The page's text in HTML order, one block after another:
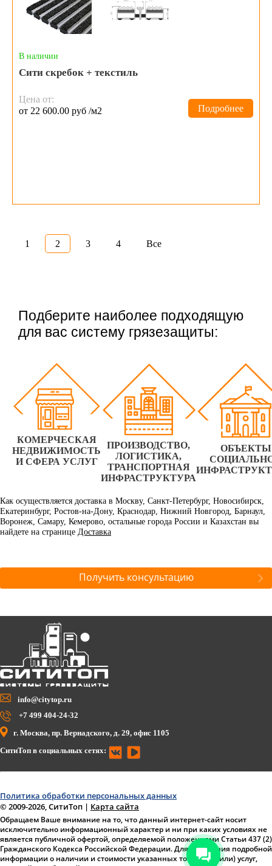
В наличии
Сити скребок + текстиль
Цена от:
от 22 600.00 руб /м2
Подробнее
1 2 3 4 Все
Подберите наиболее подходящую
для вас систему грязезащиты:
КОМЕРЧЕСКАЯ
НЕДВИЖИМОСТЬ
И СФЕРА УСЛУГ
ПРОИЗВОДСТВО,
ЛОГИСТИКА,
ТРАНСПОРТНАЯ
ИНФРАСТРУКТУРА
ОБЪЕКТЫ
Как осуществляется доставка в Москву, Санкт-Петербург, Новосибирск,
Екатеринбург, Ростов-на-Дону, Краснодар, Нижний Новгород, Барнаул,
Воронеж, Самару, Кемерово, остальные города России и Казахстан вы
найдете на странице Доставка
Получить консультацию
info@citytop.ru
+7 499 404-24-32
г. Москва, пр. Вернадского, д. 29, офис 1105
СитиТоп в социальных сетях:
Политика обработки персональных данных
© 2009-2026, СитиТоп | Карта сайта
Обращаем Ваше внимание на то, что данный интернет-сайт носит
исключительно информационный характер и ни при каких условиях не
является публичной офертой, определяемой положениями Статьи 437 (2)
Гражданского Кодекса Российской Федерации. Для получения подробной
информации о наличии и стоимости указанных товаров и (или) услуг,